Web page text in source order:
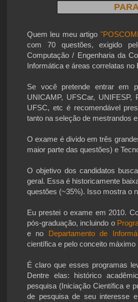
Quem leu meu artigo
com 70 questões, exigido
Computação / Engenharia da
Informática e áreas correlatas no
Se você pretende entrar em
UNICAMP, UFSCar,
UFSC, etc é recomendável
tanto na seleção de mestrandos
O exame é divido em três
maior parte das questões) e
O objetivo dos candidatos
geral. Essa é historicamente
questões (~35%). Isso mostra o
Eu prestei o exame em 2010.
pós-graduação, incluindo o
e no Departamento de
científica e pelo conceito máximo
É claro que esses programas
Dentre elas: histórico
pesquisa (Iniciação Científica e
de pesquisa de seu interesse